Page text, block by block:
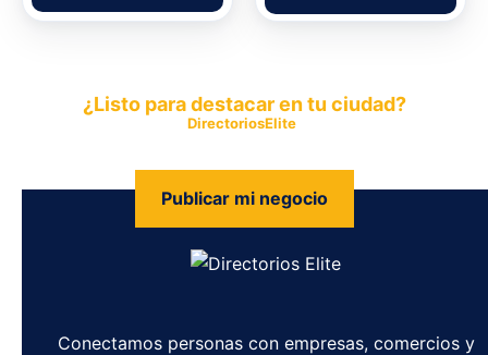
¿Listo para destacar en tu ciudad?
DirectoriosElite
Publicar mi negocio
Conectamos personas con empresas, comercios y